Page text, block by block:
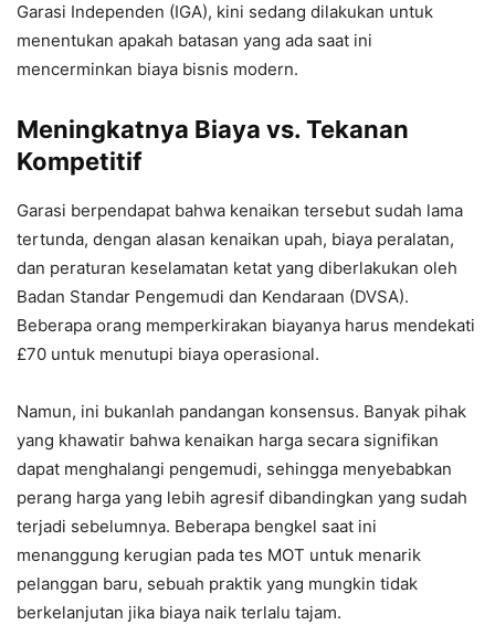
Garasi Independen (IGA), kini sedang dilakukan untuk
menentukan apakah batasan yang ada saat ini
mencerminkan biaya bisnis modern.
Meningkatnya Biaya vs. Tekanan
Kompetitif
Garasi berpendapat bahwa kenaikan tersebut sudah lama
tertunda, dengan alasan kenaikan upah, biaya peralatan,
dan peraturan keselamatan ketat yang diberlakukan oleh
Badan Standar Pengemudi dan Kendaraan (DVSA).
Beberapa orang memperkirakan biayanya harus mendekati
£70 untuk menutupi biaya operasional.
Namun, ini bukanlah pandangan konsensus. Banyak pihak
yang khawatir bahwa kenaikan harga secara signifikan
dapat menghalangi pengemudi, sehingga menyebabkan
perang harga yang lebih agresif dibandingkan yang sudah
terjadi sebelumnya. Beberapa bengkel saat ini
menanggung kerugian pada tes MOT untuk menarik
pelanggan baru, sebuah praktik yang mungkin tidak
berkelanjutan jika biaya naik terlalu tajam.